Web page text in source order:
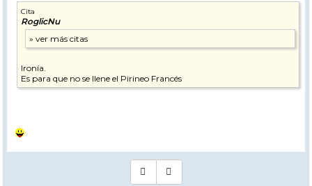
Cita
RoglicNu
Ironía.
Es para que no se llene el Pirineo Francés